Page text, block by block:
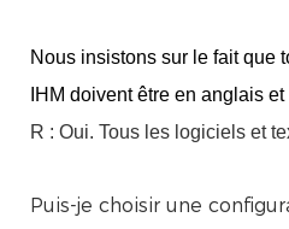
Nous insistons sur le fait que
IHM doivent être en anglais
R : Oui. Tous les logiciels et
Puis-je choisir une